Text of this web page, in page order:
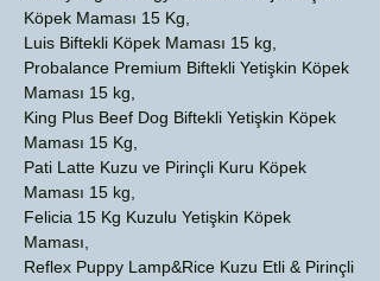
Köpek Maması 15 Kg,
Luis Biftekli Köpek Maması 15 kg,
Probalance Premium Biftekli Yetişkin Köpek
Maması 15 kg,
King Plus Beef Dog Biftekli Yetişkin Köpek
Maması 15 Kg,
Pati Latte Kuzu ve Pirinçli Kuru Köpek
Maması 15 kg,
Felicia 15 Kg Kuzulu Yetişkin Köpek
Maması,
Reflex Puppy Lamp&Rice Kuzu Etli & Pirinçli